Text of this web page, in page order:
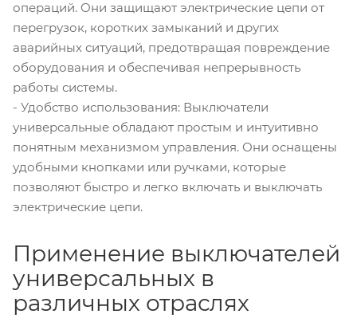
операций. Они защищают электрические цепи от
перегрузок, коротких замыканий и других
аварийных ситуаций, предотвращая повреждение
оборудования и обеспечивая непрерывность
работы системы.
- Удобство использования: Выключатели
универсальные обладают простым и интуитивно
понятным механизмом управления. Они оснащены
удобными кнопками или ручками, которые
позволяют быстро и легко включать и выключать
электрические цепи.
Применение выключателей
универсальных в
различных отраслях